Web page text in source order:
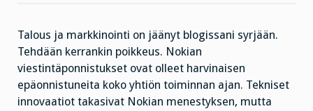
Talous ja markkinointi on jäänyt blogissani syrjään.
Tehdään kerrankin poikkeus. Nokian
viestintäponnistukset ovat olleet harvinaisen
epäonnistuneita koko yhtiön toiminnan ajan. Tekniset
innovaatiot takasivat Nokian menestyksen, mutta